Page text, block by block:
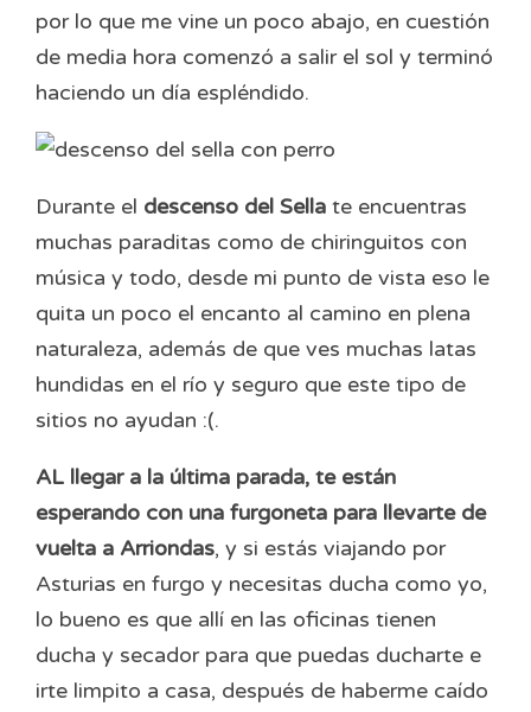
por lo que me vine un poco abajo, en cuestión
de media hora comenzó a salir el sol y terminó
haciendo un día espléndido.
Durante el descenso del Sella te encuentras
muchas paraditas como de chiringuitos con
música y todo, desde mi punto de vista eso le
quita un poco el encanto al camino en plena
naturaleza, además de que ves muchas latas
hundidas en el río y seguro que este tipo de
sitios no ayudan :(.
AL llegar a la última parada, te están
esperando con una furgoneta para llevarte de
vuelta a Arriondas, y si estás viajando por
Asturias en furgo y necesitas ducha como yo,
lo bueno es que allí en las oficinas tienen
ducha y secador para que puedas ducharte e
irte limpito a casa, después de haberme caído